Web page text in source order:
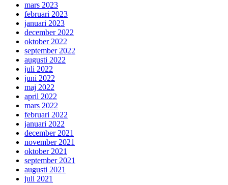
mars 2023
februari 2023
januari 2023
december 2022
oktober 2022
september 2022
augusti 2022
juli 2022
juni 2022
maj 2022
april 2022
mars 2022
februari 2022
januari 2022
december 2021
november 2021
oktober 2021
september 2021
augusti 2021
juli 2021